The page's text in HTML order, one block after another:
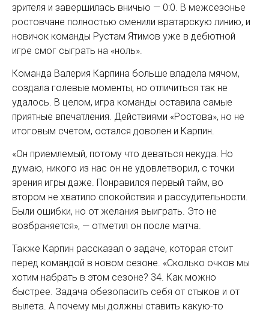
зрителя и завершилась вничью — 0:0. В межсезонье
ростовчане полностью сменили вратарскую линию, и
новичок команды Рустам Ятимов уже в дебютной
игре смог сыграть на «ноль».
Команда Валерия Карпина больше владела мячом,
создала голевые моменты, но отличиться так не
удалось. В целом, игра команды оставила самые
приятные впечатления. Действиями «Ростова», но не
итоговым счетом, остался доволен и Карпин.
«Он приемлемый, потому что деваться некуда. Но
думаю, никого из нас он не удовлетворил, с точки
зрения игры даже. Понравился первый тайм, во
втором не хватило спокойствия и рассудительности.
Были ошибки, но от желания выиграть. Это не
возбраняется», — отметил он после матча.
Также Карпин рассказал о задаче, которая стоит
перед командой в новом сезоне. «Сколько очков мы
хотим набрать в этом сезоне? 34. Как можно
быстрее. Задача обезопасить себя от стыков и от
вылета. А почему мы должны ставить какую-то